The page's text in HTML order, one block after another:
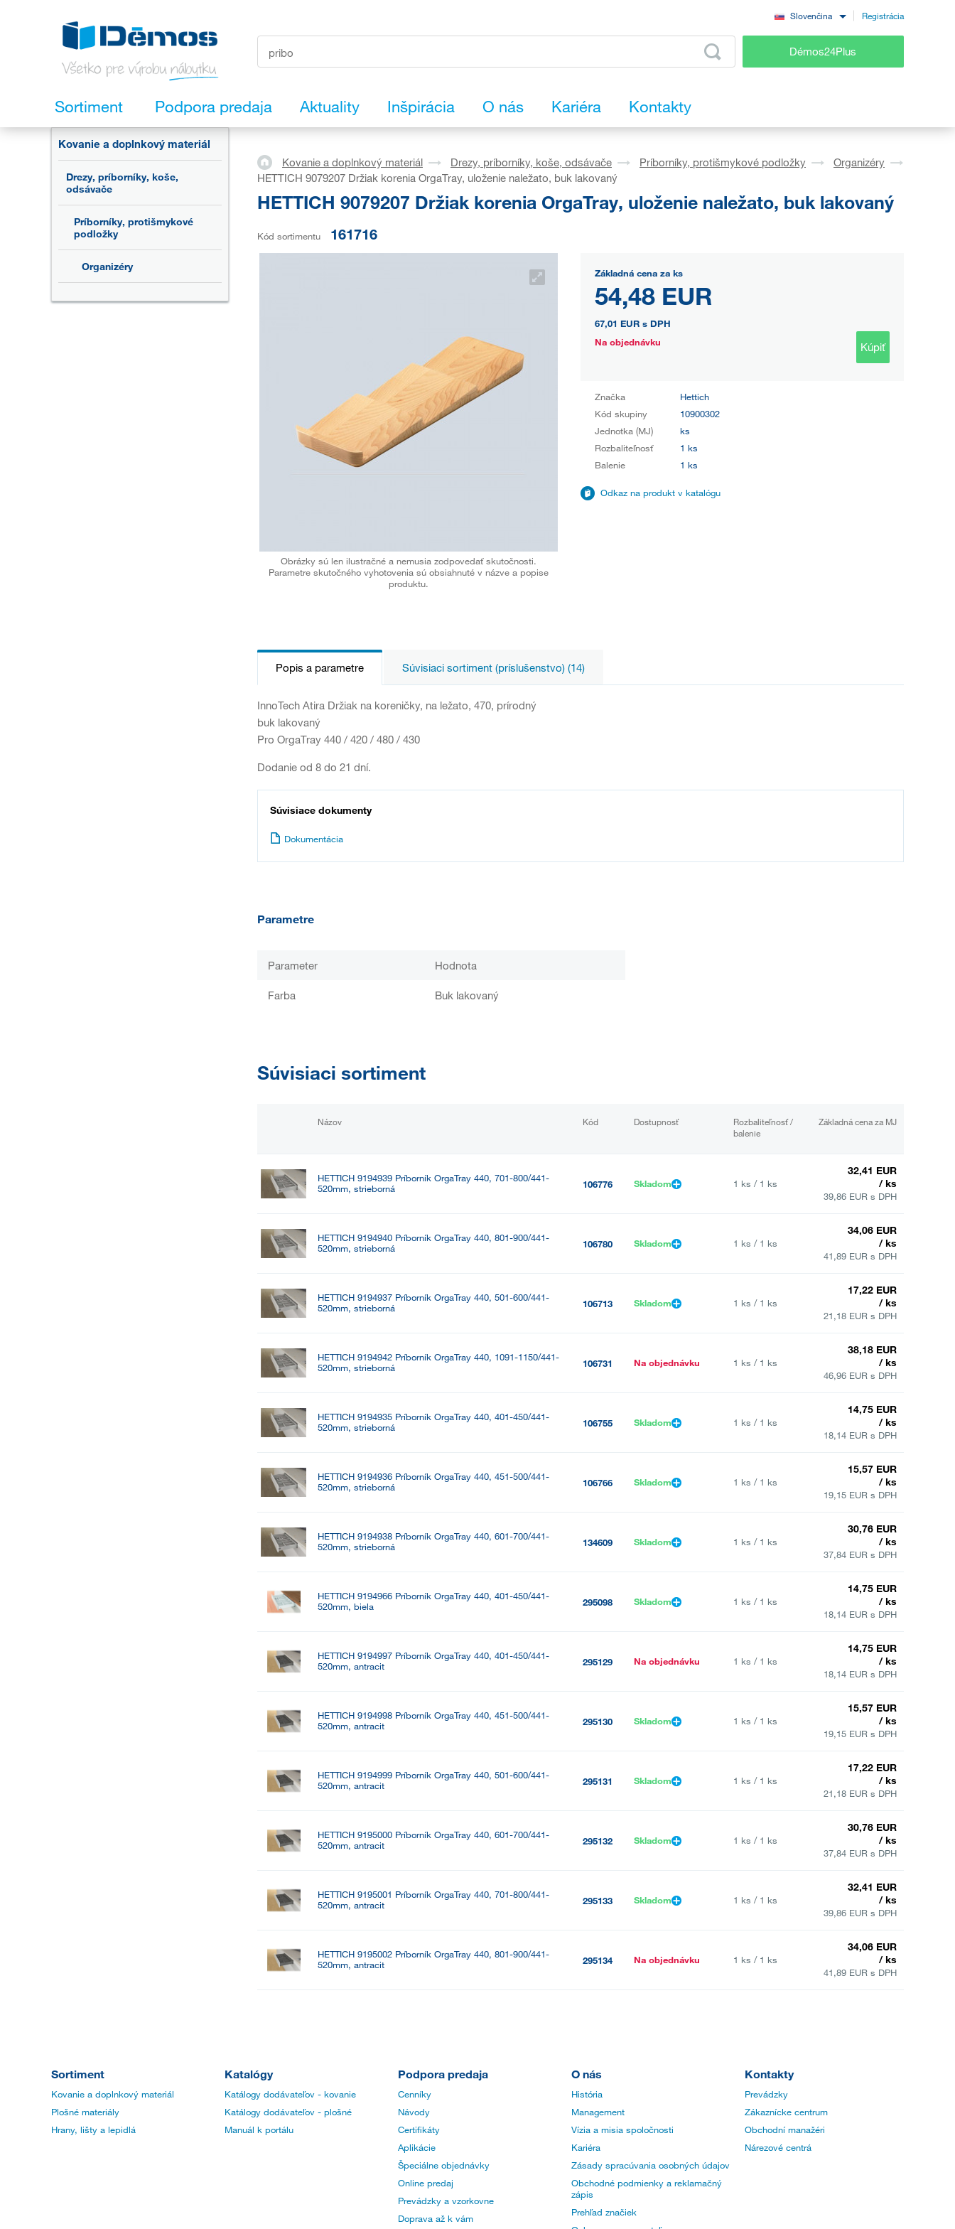
Slovenčina Registrácia
Démos24Plus
Sortiment Podpora predaja Aktuality Inšpirácia O nás Kariéra Kontakty
Kovanie a doplnkový materiál
Drezy, príborníky, koše,
odsávače
Príborníky, protišmykové
podložky
Organizéry
Kovanie a doplnkový materiál Drezy, príborníky, koše, odsávače Príborníky, protišmykové podložky
Organizéry
HETTICH 9079207 Držiak korenia OrgaTray, uloženie naležato, buk lakovaný
HETTICH 9079207 Držiak korenia OrgaTray, uloženie naležato, buk lakovaný
Kód sortimentu 161716
Obrázky sú len ilustračné a nemusia zodpovedať skutočnosti.
Parametre skutočného vyhotovenia sú obsiahnuté v názve a popise
produktu.
Základná cena za ks
54,48 EUR
67,01 EUR s DPH
Na objednávku
Kúpiť
Značka
Hettich
Kód skupiny
10900302
Jednotka (MJ)
ks
Rozbaliteľnosť
1 ks
Balenie
1 ks
Odkaz na produkt v katalógu
Popis a parametre Súvisiaci sortiment (príslušenstvo) (14)
InnoTech Atira Držiak na koreničky, na ležato, 470, prírodný
buk lakovaný
Pro OrgaTray 440 / 420 / 480 / 430
Dodanie od 8 do 21 dní.
Súvisiace dokumenty
Dokumentácia
Parametre
Parameter Hodnota
Farba Buk lakovaný
Súvisiaci sortiment
Názov Kód Dostupnosť
Rozbaliteľnosť /
balenie
Základná cena za MJ
HETTICH 9194939 Príborník OrgaTray 440, 701-800/441-
520mm, strieborná
106776 Skladom 1 ks / 1 ks
32,41 EUR
/ ks
39,86 EUR s DPH
HETTICH 9194940 Príborník OrgaTray 440, 801-900/441-
520mm, strieborná
106780 Skladom 1 ks / 1 ks
34,06 EUR
/ ks
41,89 EUR s DPH
HETTICH 9194937 Príborník OrgaTray 440, 501-600/441-
520mm, strieborná
106713 Skladom 1 ks / 1 ks
17,22 EUR
/ ks
21,18 EUR s DPH
HETTICH 9194942 Príborník OrgaTray 440, 1091-1150/441-
520mm, strieborná
106731 Na objednávku 1 ks / 1 ks
38,18 EUR
/ ks
46,96 EUR s DPH
HETTICH 9194935 Príborník OrgaTray 440, 401-450/441-
520mm, strieborná
106755 Skladom 1 ks / 1 ks
14,75 EUR
/ ks
18,14 EUR s DPH
HETTICH 9194936 Príborník OrgaTray 440, 451-500/441-
520mm, strieborná
106766 Skladom 1 ks / 1 ks
15,57 EUR
/ ks
19,15 EUR s DPH
HETTICH 9194938 Príborník OrgaTray 440, 601-700/441-
520mm, strieborná
134609 Skladom 1 ks / 1 ks
30,76 EUR
/ ks
37,84 EUR s DPH
HETTICH 9194966 Príborník OrgaTray 440, 401-450/441-
520mm, biela
295098 Skladom 1 ks / 1 ks
14,75 EUR
/ ks
18,14 EUR s DPH
HETTICH 9194997 Príborník OrgaTray 440, 401-450/441-
520mm, antracit
295129 Na objednávku 1 ks / 1 ks
14,75 EUR
/ ks
18,14 EUR s DPH
HETTICH 9194998 Príborník OrgaTray 440, 451-500/441-
520mm, antracit
295130 Skladom 1 ks / 1 ks
15,57 EUR
/ ks
19,15 EUR s DPH
HETTICH 9194999 Príborník OrgaTray 440, 501-600/441-
520mm, antracit
295131 Skladom 1 ks / 1 ks
17,22 EUR
/ ks
21,18 EUR s DPH
HETTICH 9195000 Príborník OrgaTray 440, 601-700/441-
520mm, antracit
295132 Skladom 1 ks / 1 ks
30,76 EUR
/ ks
37,84 EUR s DPH
HETTICH 9195001 Príborník OrgaTray 440, 701-800/441-
520mm, antracit
295133 Skladom 1 ks / 1 ks
32,41 EUR
/ ks
39,86 EUR s DPH
HETTICH 9195002 Príborník OrgaTray 440, 801-900/441-
520mm, antracit
295134 Na objednávku 1 ks / 1 ks
34,06 EUR
/ ks
41,89 EUR s DPH
Sortiment
Kovanie a doplnkový materiál
Plošné materiály
Hrany, lišty a lepidlá
Katalógy
Katálogy dodávateľov - kovanie
Katálogy dodávateľov - plošné
Manuál k portálu
Podpora predaja
Cenníky
Návody
Certifikáty
Aplikácie
Špeciálne objednávky
Online predaj
Prevádzky a vzorkovne
Doprava až k vám
O nás
História
Management
Vízia a misia spoločnosti
Kariéra
Zásady spracúvania osobných údajov
Obchodné podmienky a reklamačný
zápis
Prehľad značiek
Kontakty
Prevádzky
Zákaznícke centrum
Obchodní manažéri
Nárezové centrá